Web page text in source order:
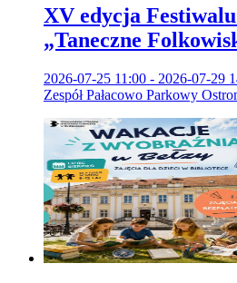
XV edycja
„Taneczne
2026-07-25 11:00 - 2026-07-29
Zespół Pałacowo Parkowy